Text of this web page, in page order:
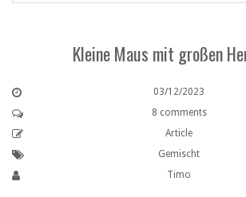
Kleine Maus mit großen
03/12/2023
8 comments
Article
Gemischt
Timo